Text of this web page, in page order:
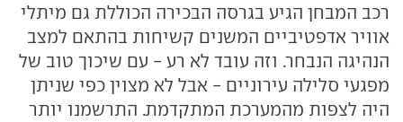
רכב המבחן הגיע בגרסה הבכירה הכוללת גם מיתלי
אוויר אדפטיביים המשנים קשיחות בהתאם למצב
הנהיגה הנבחר. וזה עובד לא רע - עם שיכוך טוב של
מפגעי סלילה עירוניים - אבל לא מצוין כפי שניתן
היה לצפות מהמערכת המתקדמת. התרשמנו יותר